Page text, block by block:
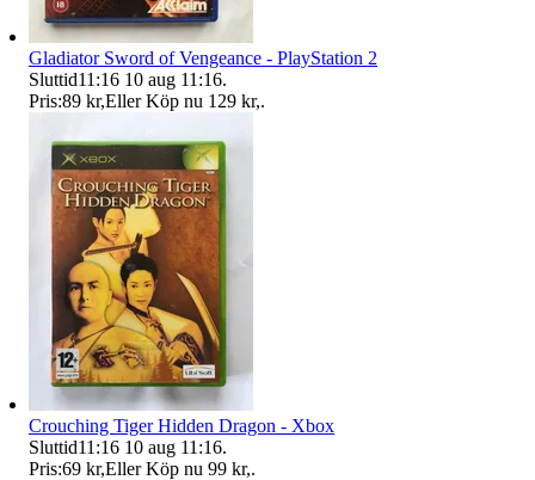
Gladiator Sword of Vengeance - PlayStation 2
Sluttid11:16 10 aug 11:16.
Pris:89 kr,Eller Köp nu 129 kr,.
Crouching Tiger Hidden Dragon - Xbox
Sluttid11:16 10 aug 11:16.
Pris:69 kr,Eller Köp nu 99 kr,.